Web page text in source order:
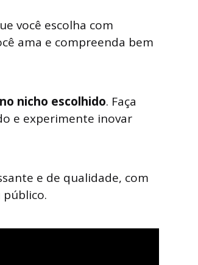
você escolha com
ama e compreenda bem
nicho escolhido. Faça
e experimente inovar
e de qualidade, com
público.